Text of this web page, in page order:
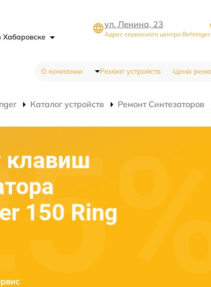
Хабаровске
ул. Ленина, 23
Адрес сервисного центра Behringer
О компании Ремонт устройств Цена
Каталог устройств Ремонт Синтезаторов
клавиш
150 Ring